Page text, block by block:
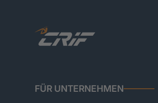
FÜR UNTERNEHMEN